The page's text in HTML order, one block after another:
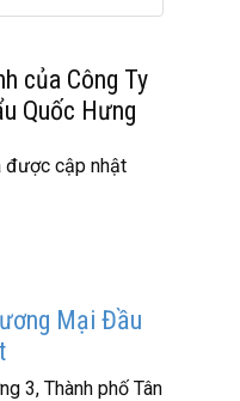
của Công Ty
Quốc Hưng
được cập nhật
Mại Đầu
3, Thành phố Tân